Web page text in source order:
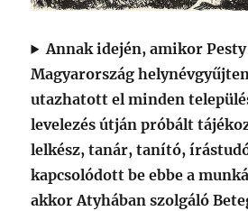
Annak idején, amikor
Magyarország
utazhatott el minden
levelezés útján próbált
lelkész, tanár, tanító,
kapcsolódott be ebbe a
akkor Atyhában szolgáló